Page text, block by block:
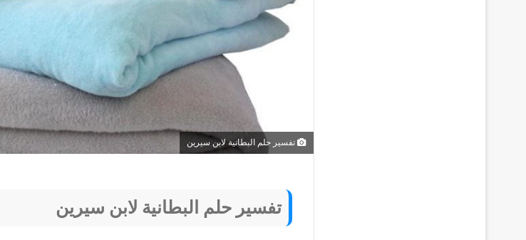
تفسير حلم البطانية لابن سيرين
تفسير حلم البطانية لابن سيرين